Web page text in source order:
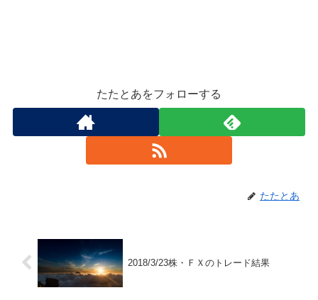
たたとあをフォローする
たたとあ
2018/3/23株・ＦＸのトレード結果